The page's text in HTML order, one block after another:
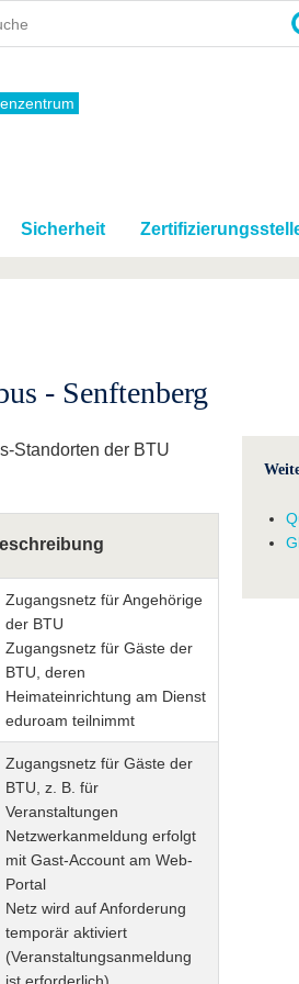
Weiterbildung
Kontakt Gründen an der
Sicherheit
- Senftenberg
Standorten der BTU
Zugangsnetz für Angehörige
der BTU
Zugangsnetz für Gäste der
BTU, deren
Heimateinrichtung am Dienst
eduroam teilnimmt
Zugangsnetz für Gäste der
BTU, z. B. für
Veranstaltungen
Netzwerkanmeldung erfolgt
mit Gast-Account am Web-
Portal
Netz wird auf Anforderung
temporär aktiviert
(Veranstaltungsanmeldung